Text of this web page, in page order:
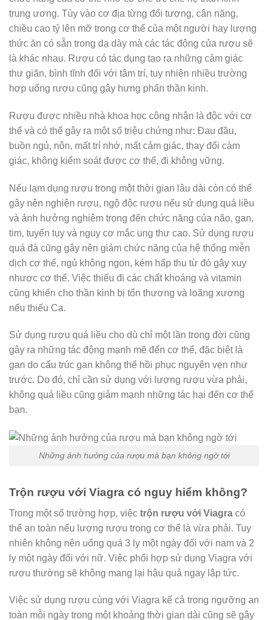
trung ương. Tùy vào cơ địa từng đối tượng, cân nặng,
chiều cao tỷ lên mỡ trong cơ thể của một người hay lượng
thức ăn có sẵn trong dạ dày mà các tác động của rượu sẽ
là khác nhau. Rượu có tác dụng tạo ra những cảm giác
thư giãn, bình tĩnh đối với tâm trí, tuy nhiên nhiều trường
hợp uống rượu cũng gây hưng phấn thần kinh.
Rượu được nhiều nhà khoa học công nhận là độc với cơ
thể và có thể gây ra một số triệu chứng như: Đau đầu,
buồn ngủ, nôn, mất trí nhớ, mất cảm giác, thay đổi càm
giác, không kiểm soát được cơ thể, đi không vững.
Nếu lạm dụng rượu trong một thời gian lâu dài còn có thể
gây nên nghiện rượu, ngộ độc rượu nếu sử dụng quá liều
và ảnh hưởng nghiêm trọng đến chức năng của não, gan,
tim, tuyến tụy và nguy cơ mắc ung thư cao. Sử dụng rượu
quá đà cũng gây nên giảm chức năng của hệ thống miễn
dịch cơ thể, ngủ không ngon, kém hấp thu từ đó gây xuy
nhược cơ thể. Việc thiếu đi các chất khoáng và vitamin
cũng khiến cho thần kinh bị tổn thương và loãng xương
nếu thiếu Ca.
Sử dụng rượu quá liều cho dù chỉ một lần trong đời cũng
gây ra những tác động mạnh mẽ đến cơ thể, đặc biệt là
gan do cấu trúc gan không thể hồi phục nguyên vẹn như
trước. Do đó, chỉ cần sử dụng với lượng rượu vừa phải,
không quá liều cũng giảm mạnh những tác hại đến cơ thể
bạn.
Những ảnh hưởng của rượu mà bạn không ngờ tới
Trộn rượu với Viagra có nguy hiểm không?
Trong một số trường hợp, việc trộn rượu với Viagra có
thể an toàn nếu lượng rượu trong cơ thể là vừa phải. Tuy
nhiên không nên uống quá 3 ly một ngày đối với nam và 2
ly một ngày đối với nữ. Việc phối hợp sử dụng Viagra với
rượu thường sẽ không mang lại hậu quả ngay lập tức.
Việc sử dụng rượu cùng với Viagra kể cả trong ngưỡng an
toàn mỗi ngày trong một khoảng thời gian dài cũng sẽ gây